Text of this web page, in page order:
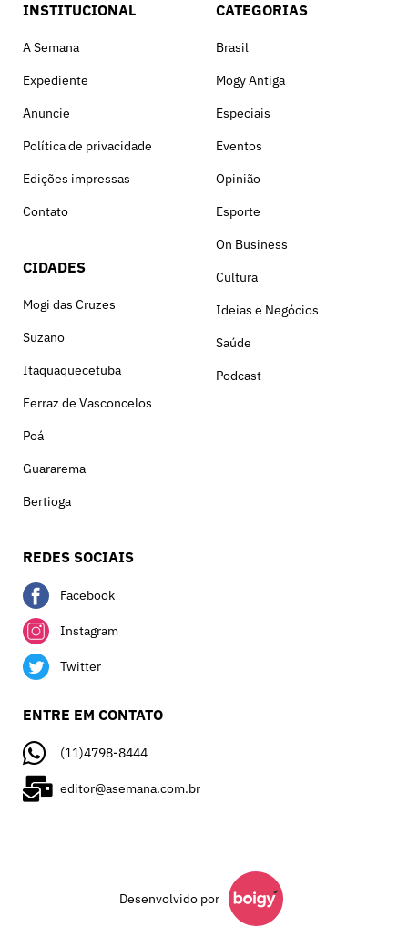
INSTITUCIONAL
A Semana
Expediente
Anuncie
Política de privacidade
Edições impressas
Contato
CIDADES
Mogi das Cruzes
Suzano
Itaquaquecetuba
Ferraz de Vasconcelos
Poá
Guararema
Bertioga
CATEGORIAS
Brasil
Mogy Antiga
Especiais
Eventos
Opinião
Esporte
On Business
Cultura
Ideias e Negócios
Saúde
Podcast
REDES SOCIAIS
Facebook
Instagram
Twitter
ENTRE EM CONTATO
(11)4798-8444
editor@asemana.com.br
Desenvolvido por